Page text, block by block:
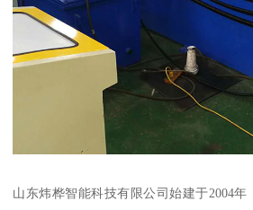
山东炜桦智能科技有限公司始建于2004